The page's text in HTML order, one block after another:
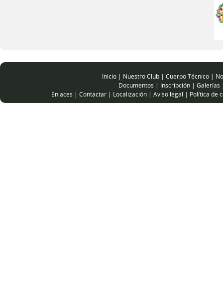
Inicio | Nuestro Club | Cuerpo Técnico |
Documentos | Inscripción | Galerías
Enlaces | Contactar | Localización | Aviso legal | Política de